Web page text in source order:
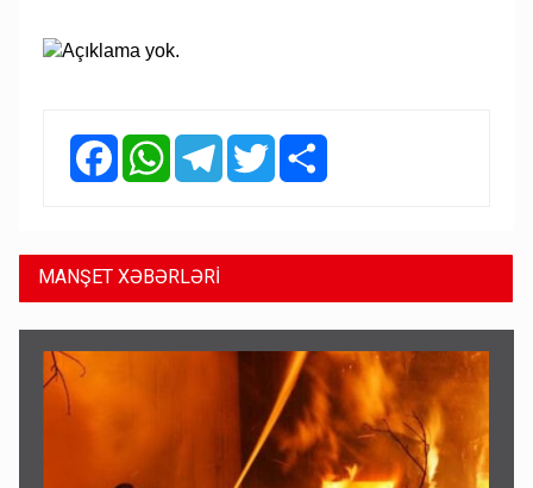
FacebookWhatsAppTelegramTwitter
MANŞET XƏBƏRLƏRİ